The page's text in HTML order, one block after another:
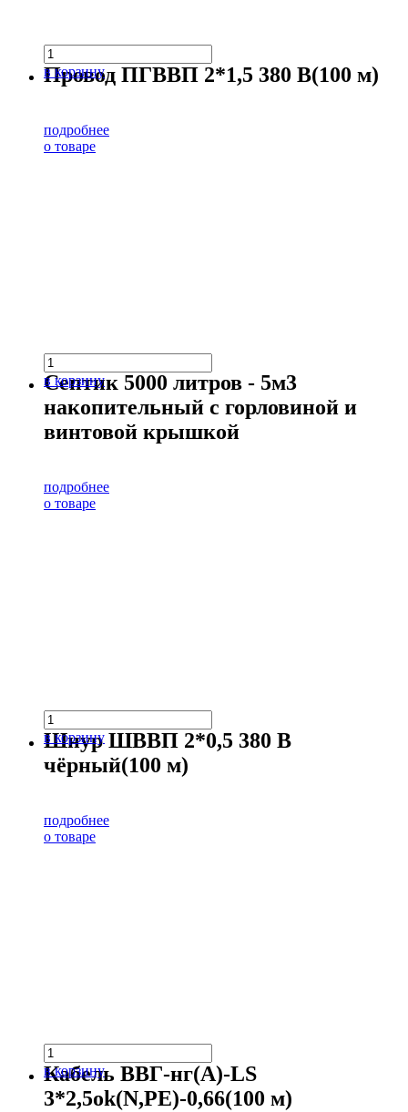
в корзину
Провод ПГВВП 2*1,5 380 В(100 м)
подробнее
о товаре
в корзину
Септик 5000 литров - 5м3
накопительный с горловиной и
винтовой крышкой
подробнее
о товаре
в корзину
Шнур ШВВП 2*0,5 380 В
чёрный(100 м)
подробнее
о товаре
в корзину
Кабель ВВГ-нг(А)-LS
3*2,5ok(N,PE)-0,66(100 м)